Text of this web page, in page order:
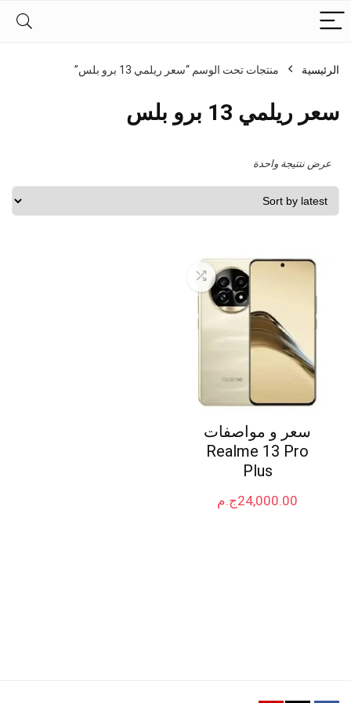
الرئيسية منتجات تحت الوسم “سعر ريلمي 13 برو بلس”
سعر ريلمي 13 برو بلس
عرض نتتيجة واحدة
سعر و مواصفات
Realme 13 Pro
Plus
ج.م24,000.00